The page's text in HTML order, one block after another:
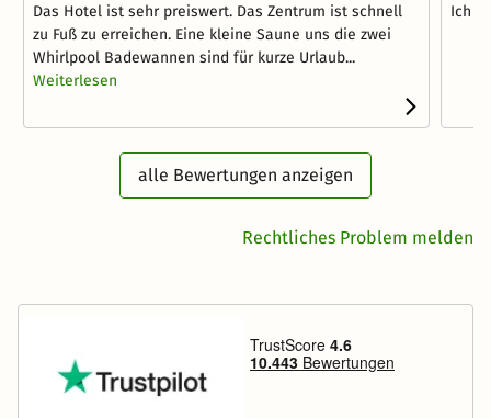
Das Hotel ist sehr preiswert. Das Zentrum ist schnell
zu Fuß zu erreichen. Eine kleine Saune uns die zwei
Whirlpool Badewannen sind für kurze Urlaub...
Weiterlesen
Ich
alle Bewertungen anzeigen
Rechtliches Problem melden